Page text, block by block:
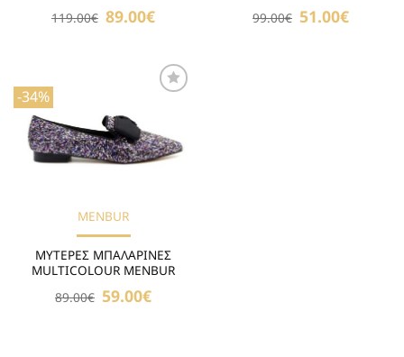
119.00€ Original
price
89.00€Η
τρέχουσα
89.00€.
99.00€ Original
price
51.00€Η
τρέχουσα
-34%
Επιθυμιών
MENBUR
ΜΥΤΕΡΕΣ ΜΠΑΛΑΡΙΝΕΣ
MULTICOLOUR MENBUR
89.00€ Original
price
59.00€Η
τρέχουσα